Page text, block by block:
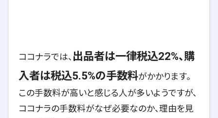
ココナラでは、 出品者は一律税込22%、購
入者は税込5.5%の手数料がかかります。
この手数料が高いと感じる人が多いようですが、
ココナラの手数料がなぜ必要なのか、理由を見